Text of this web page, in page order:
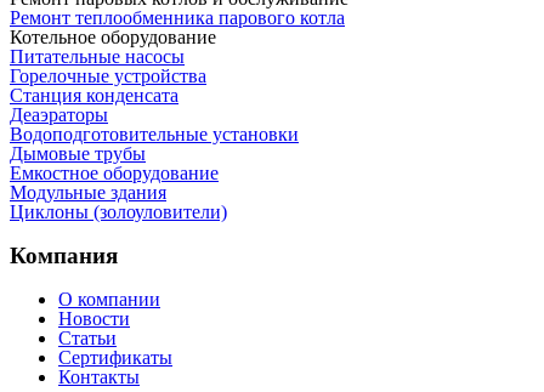
Ремонт теплообменника парового котла
Котельное оборудование
Питательные насосы
Горелочные устройства
Станция конденсата
Деаэраторы
Водоподготовительные установки
Дымовые трубы
Емкостное оборудование
Mодульные здания
Циклоны (золоуловители)
Компания
О компании
Новости
Статьи
Сертификаты
Контакты